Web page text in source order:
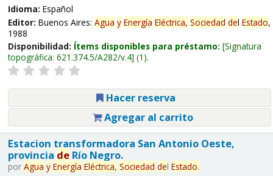
Idioma: Español
Editor: Buenos Aires: Agua y Energía Eléctrica, Sociedad del Estado,
1988
Disponibilidad: Ítems disponibles para préstamo: Signatura
topográfica: 621.374.5/A282/v.4 (1).
Hacer reserva
Agregar al carrito
Estacion transformadora San Antonio Oeste,
provincia deRío Negro.
por Agua y Energía Eléctrica, Sociedad del Estado.